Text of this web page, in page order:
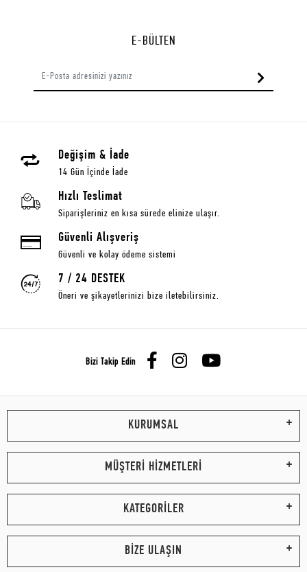
E-BÜLTEN
Değişim & İade
14 Gün İçinde İade
Hızlı Teslimat
Siparişleriniz en kısa sürede elinize ulaşır.
Güvenli Alışveriş
Güvenli ve kolay ödeme sistemi
7 / 24 DESTEK
Öneri ve şikayetlerinizi bize iletebilirsiniz.
Bizi Takip Edin
KURUMSAL
MÜŞTERİ HİZMETLERİ
KATEGORİLER
BİZE ULAŞIN